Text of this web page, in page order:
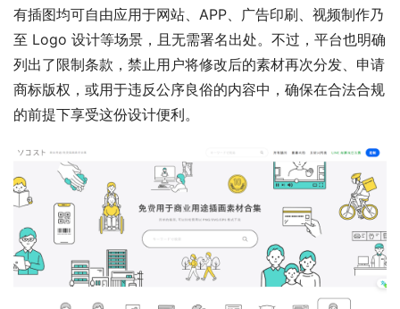
有插图均可自由应用于网站、APP、广告印刷、视频制作乃
至 Logo 设计等场景，且无需署名出处。不过，平台也明确
列出了限制条款，禁止用户将修改后的素材再次分发、申请
商标版权，或用于违反公序良俗的内容中，确保在合法合规
的前提下享受这份设计便利。